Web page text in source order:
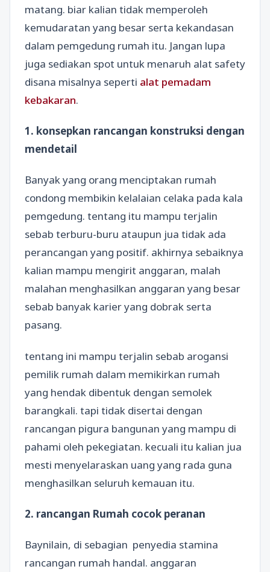
matang. biar kalian tidak memperoleh
kemudaratan yang besar serta kekandasan
dalam pemgedung rumah itu. Jangan lupa
juga sediakan spot untuk menaruh alat safety
disana misalnya seperti alat pemadam
kebakaran.
1. konsepkan rancangan konstruksi dengan
mendetail
Banyak yang orang menciptakan rumah
condong membikin kelalaian celaka pada kala
pemgedung. tentang itu mampu terjalin
sebab terburu-buru ataupun jua tidak ada
perancangan yang positif. akhirnya sebaiknya
kalian mampu mengirit anggaran, malah
malahan menghasilkan anggaran yang besar
sebab banyak karier yang dobrak serta
pasang.
tentang ini mampu terjalin sebab arogansi
pemilik rumah dalam memikirkan rumah
yang hendak dibentuk dengan semolek
barangkali. tapi tidak disertai dengan
rancangan pigura bangunan yang mampu di
pahami oleh pekegiatan. kecuali itu kalian jua
mesti menyelaraskan uang yang rada guna
menghasilkan seluruh kemauan itu.
2. rancangan Rumah cocok peranan
Baynilain, di sebagian penyedia stamina
rancangan rumah handal. anggaran